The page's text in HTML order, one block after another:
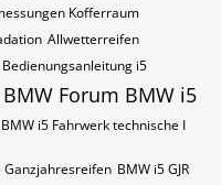
Kofferraum
Allwetterreifen
Bedienungsanleitung i5
BMW Forum BMW i5
BMW i5 Fahrwerk technische I
Ganzjahresreifen BMW i5 GJR